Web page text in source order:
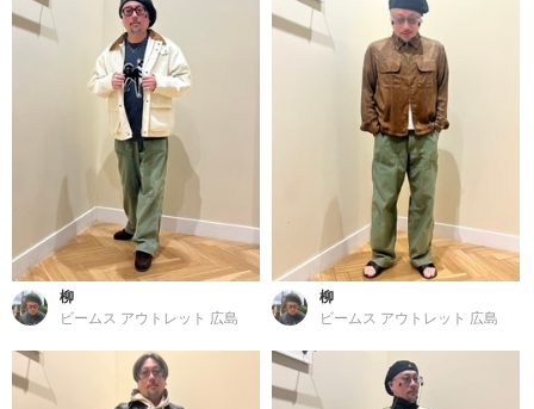
柳
ビームス アウトレット 広島
柳
ビームス アウトレット 広島